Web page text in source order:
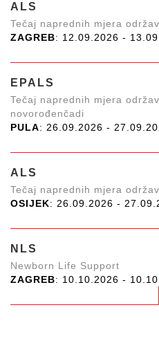
ALS
Tečaj naprednih mjera
ZAGREB: 12.09.2026 -
EPALS
Tečaj naprednih mjera
novorođenčadi
PULA: 26.09.2026 -
ALS
Tečaj naprednih mjera
OSIJEK: 26.09.2026 -
NLS
Newborn Life Support
ZAGREB: 10.10.2026 -